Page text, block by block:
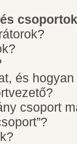
csoportok
és
csoport